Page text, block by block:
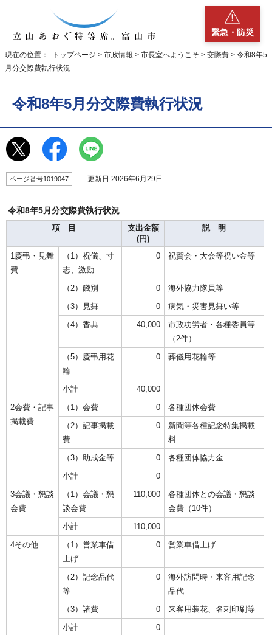
緊急・防災
現在の位置： トップページ > 市政情報 > 市長室へようこそ > 交際費 > 令和8年5
月分交際費執行状況
令和8年5月分交際費執行状況
ページ番号1019047 更新日 2026年6月29日
令和8年5月分交際費執行状況
項 目
支出金額
(円)
説 明
1慶弔・見舞
費
（1）祝儀、寸
志、激励
0 祝賀会・大会等祝い金等
（2）餞別 0
海外協力隊員等
（3）見舞
0
病気・災害見舞い等
（4）香典
40,000
市政功労者・各種委員等
（2件）
（5）慶弔用花
輪
0 葬儀用花輪等
小計
40,000
2会費・記事
掲載費
（1）会費 0
各種団体会費
（2）記事掲載
費
0
新聞等各種記念特集掲載
料
（3）助成金等
0
各種団体協力金
小計
0
3会議・懇談
会費
（1）会議・懇
談会費
110,000
各種団体との会議・懇談
会費（10件）
小計
110,000
4その他
（1）営業車借
上げ
0 営業車借上げ
（2）記念品代
等
0
海外訪問時・来客用記念
品代
（3）諸費
0
来客用装花、名刺印刷等
小計
0